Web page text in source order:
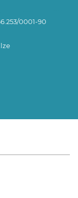
0001-90